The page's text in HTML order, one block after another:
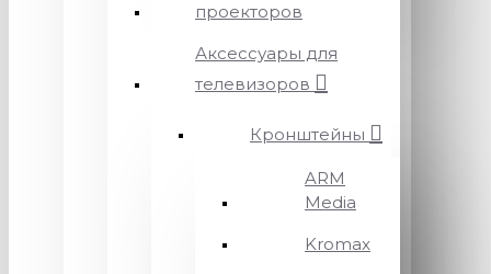
проекторов
Аксессуары для
телевизоров
Кронштейны
ARM
Media
Kromax